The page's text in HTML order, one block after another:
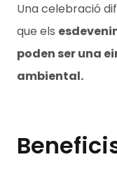
Una celebració
que els
poden ser una
ambiental.